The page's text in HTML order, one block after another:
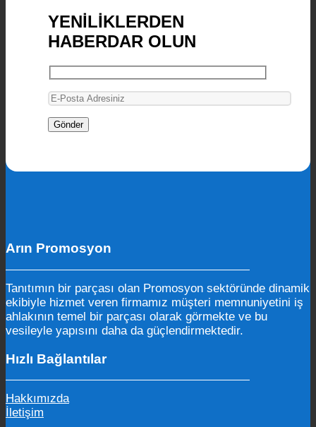
YENİLİKLERDEN
HABERDAR OLUN
Arın Promosyon
Tanıtımın bir parçası olan Promosyon sektöründe dinamik
ekibiyle hizmet veren firmamız müşteri memnuniyetini iş
ahlakının temel bir parçası olarak görmekte ve bu
vesileyle yapısını daha da güçlendirmektedir.
Hızlı Bağlantılar
Hakkımızda
İletişim